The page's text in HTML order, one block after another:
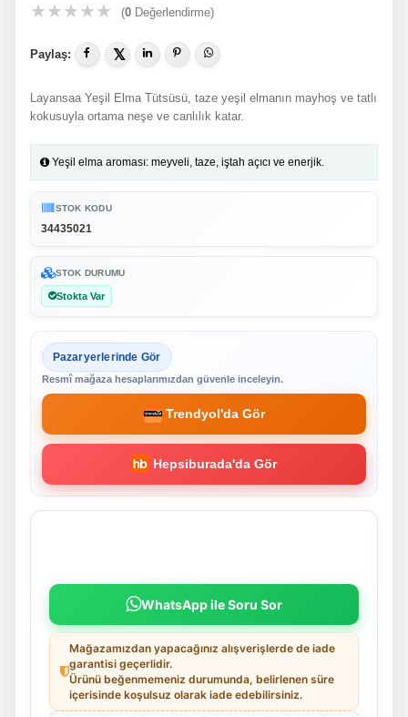
★★★★★ (0Değerlendirme)
Paylaş: 𝕏
Layansaa Yeşil Elma Tütsüsü, taze yeşil elmanın mayhoş ve tatlı
kokusuyla ortama neşe ve canlılık katar.
Yeşil elma aroması: meyveli, taze, iştah açıcı ve enerjik.
STOK KODU
34435021
STOK DURUMU
Stokta Var
Pazaryerlerinde Gör
Resmî mağaza hesaplarımızdan güvenle inceleyin.
Trendyol'da Gör
Hepsiburada'da Gör
WhatsApp ile Soru Sor
Mağazamızdan yapacağınız alışverişlerde de iade
garantisi geçerlidir.
Ürünü beğenmemeniz durumunda, belirlenen süre
içerisinde koşulsuz olarak iade edebilirsiniz.